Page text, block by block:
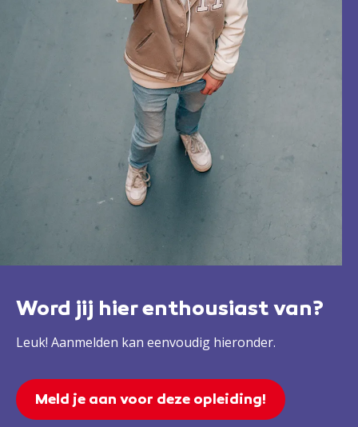
Word jij hier enthousiast van?
Leuk! Aanmelden kan eenvoudig hieronder.
Meld je aan voor deze opleiding!